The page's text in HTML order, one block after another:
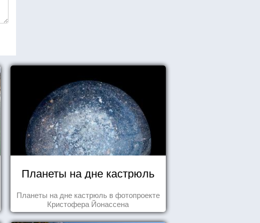
Планеты на дне кастрюль
Планеты на дне кастрюль в фотопроекте
Кристофера Йонассена